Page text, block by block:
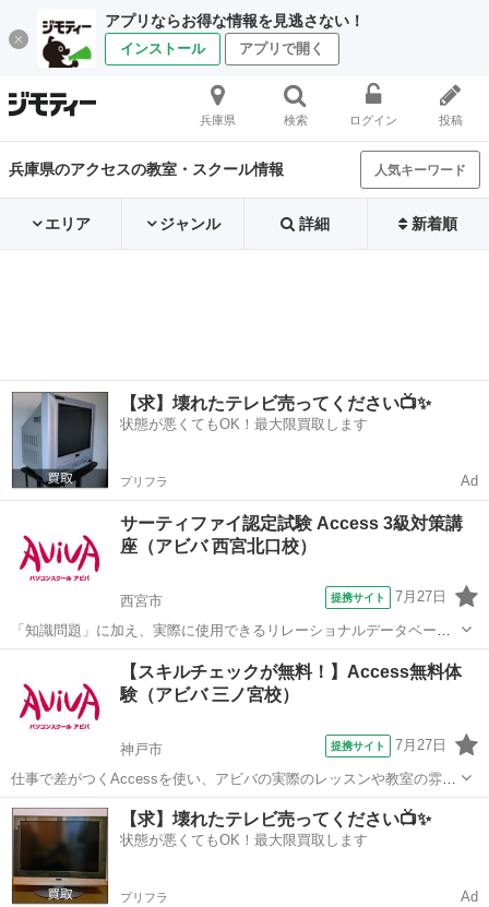
アプリならお得な情報を見逃さない！
インストール アプリで開く
兵庫県 検索 ログイン 投稿
兵庫県のアクセスの教室・スクール情報 人気キーワード
エリア ジャンル 詳細 新着順
【求】壊れたテレビ売ってください📺✨
状態が悪くてもOK！最大限買取します
プリフラ Ad
サーティファイ認定試験 Access 3級対策講
座（アビバ 西宮北口校）
西宮市 提携サイト 7月27日
「知識問題」に加え、実際に使用できるリレーショナルデータベース
を作成する「実技問題」を解くことで、実践的な能力を証明できる資
格制度の、3級対策講座です。
アクセス
【スキルチェックが無料！】Access無料体
験（アビバ 三ノ宮校）
神戸市 提携サイト 7月27日
仕事で差がつくAccessを使い、アビバの実際のレッスンや教室の雰囲
気を無料で体験♪ 商品・売上管理・顧客情報管理といった大量データ
を扱う方をはじめ、マーケティング・経営分析を行う方など、あなた
に合ったメニューで体験していた...
兵庫 神戸市 アクセス
【求】壊れたテレビ売ってください📺✨
状態が悪くてもOK！最大限買取します
プリフラ Ad